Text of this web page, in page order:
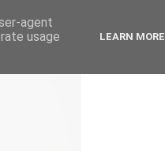
agent
usage
LEARN MORE